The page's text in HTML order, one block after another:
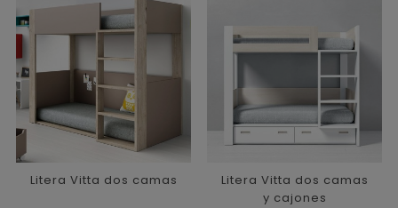
Litera Vitta dos camas
Litera Vitta dos camas
y cajones